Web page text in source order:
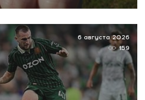
6 августа 2026
159